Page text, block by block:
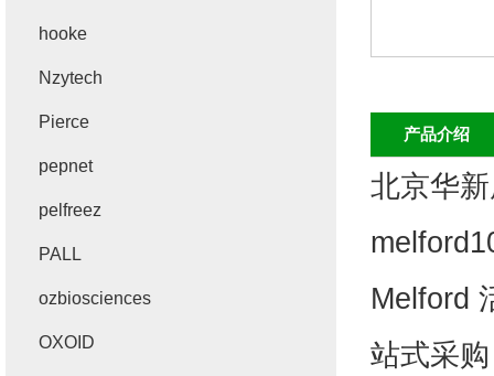
产品介绍
北京华
Melford
站式采购
hooke
Nzytech
Pierce
pepnet
pelfreez
PALL
ozbiosciences
OXOID